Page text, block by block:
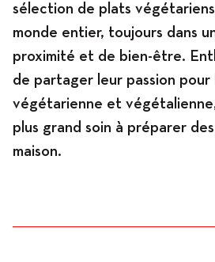
sélection de plats
monde entier, toujours dans
proximité et de bien-être.
de partager leur passion pour
végétarienne et
plus grand soin à préparer
maison.